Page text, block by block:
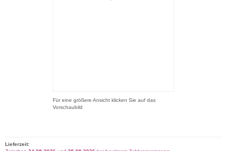
Für eine größere Ansicht klicken Sie auf das
Vorschaubild
Lieferzeit: